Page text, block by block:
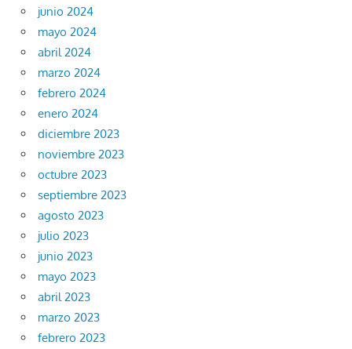
junio 2024
mayo 2024
abril 2024
marzo 2024
febrero 2024
enero 2024
diciembre 2023
noviembre 2023
octubre 2023
septiembre 2023
agosto 2023
julio 2023
junio 2023
mayo 2023
abril 2023
marzo 2023
febrero 2023